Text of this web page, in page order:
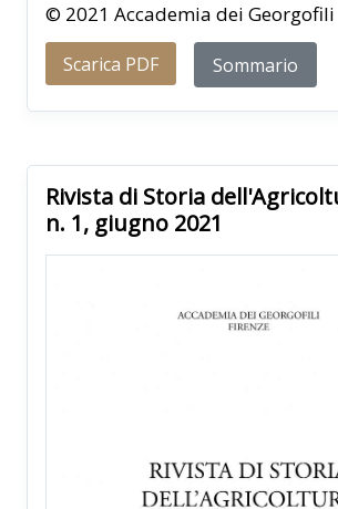
© 2021 Accademia dei Georgofili
Scarica PDF Sommario
Rivista di Storia
n. 1, giugno 2021